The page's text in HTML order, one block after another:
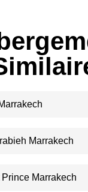
Marrakech
Marrakech